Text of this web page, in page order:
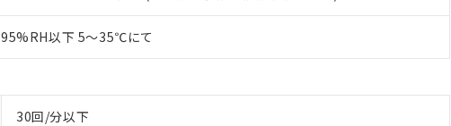
95%RH以下 5～35℃にて
30回/分以下
対応済み：EU RoHS指令（10物質）の非含有に対応した製品が
対応予定：EU RoHS指令（10物質）の非含有に対応した製品に切
対応予定なし：EU RoHS指令（10物質）の非含有に非対応の商品
非該当品：ライセンス料など無形物で、有害物質有無と関係のない
仕入先様の事情により、非含有部品としていたものが、含有品と判
※1 中国RoHS○×表